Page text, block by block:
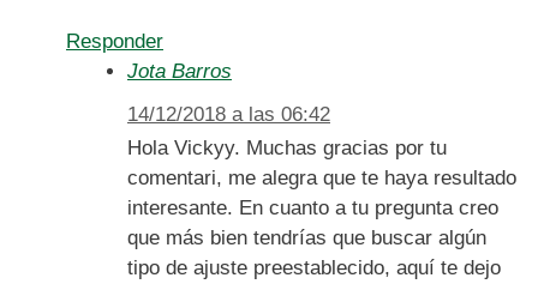
Responder
Jota Barros
14/12/2018 a las 06:42
Hola Vickyy. Muchas gracias por tu
comentari, me alegra que te haya resultado
interesante. En cuanto a tu pregunta creo
que más bien tendrías que buscar algún
tipo de ajuste preestablecido, aquí te dejo